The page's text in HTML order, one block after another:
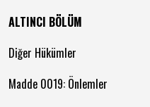
ALTINCI BÖLÜM
Diğer Hükümler
Madde 0019: Önlemler